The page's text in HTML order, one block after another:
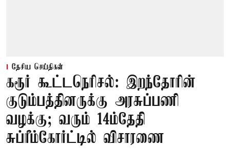
தேசிய செய்திகள்
கரூர் கூட்டநெரிசல்: இறந்தோரின்
குடும்பத்தினருக்கு அரசுப்பணி
வழக்கு; வரும் 14ம்தேதி
சுப்ரீம்கோர்ட்டில் விசாரணை